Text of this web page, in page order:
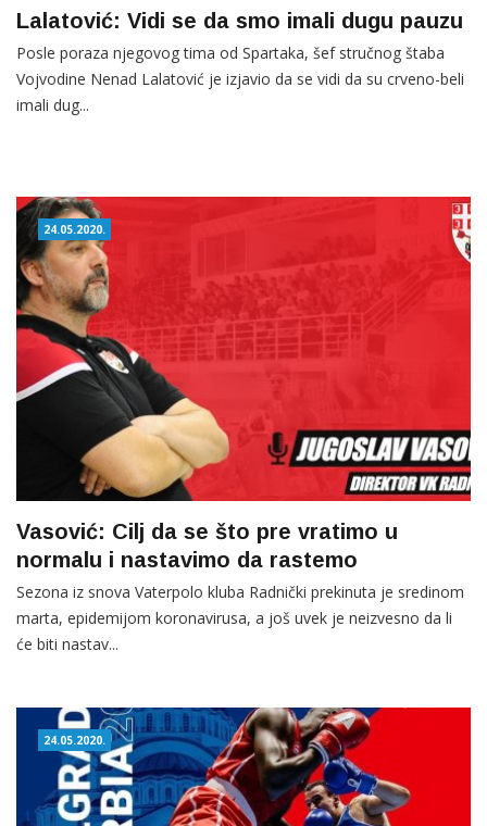
Lalatović: Vidi se da smo imali dugu pauzu
Posle poraza njegovog tima od Spartaka, šef stručnog štaba
Vojvodine Nenad Lalatović je izjavio da se vidi da su crveno-beli
imali dug...
24.05.2020.
Vasović: Cilj da se što pre vratimo u
normalu i nastavimo da rastemo
Sezona iz snova Vaterpolo kluba Radnički prekinuta je sredinom
marta, epidemijom koronavirusa, a još uvek je neizvesno da li
će biti nastav...
24.05.2020.